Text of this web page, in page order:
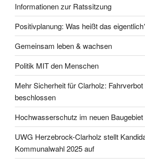
Informationen zur Ratssitzung
Positivplanung: Was heißt das
Gemeinsam leben & wachsen
Politik MIT den Menschen
Mehr Sicherheit für Clarholz:
beschlossen
Hochwasserschutz im neuen
UWG Herzebrock-Clarholz stellt
Kommunalwahl 2025 auf